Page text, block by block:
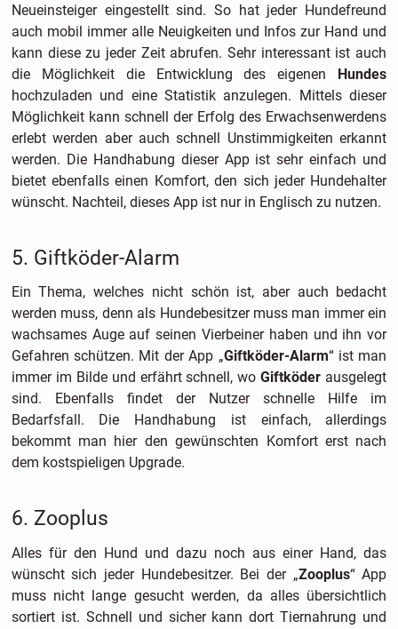
Neueinsteiger eingestellt sind. So hat jeder Hundefreund
auch mobil immer alle Neuigkeiten und Infos zur Hand und
kann diese zu jeder Zeit abrufen. Sehr interessant ist auch
die Möglichkeit die Entwicklung des eigenen Hundes
hochzuladen und eine Statistik anzulegen. Mittels dieser
Möglichkeit kann schnell der Erfolg des Erwachsenwerdens
erlebt werden aber auch schnell Unstimmigkeiten erkannt
werden. Die Handhabung dieser App ist sehr einfach und
bietet ebenfalls einen Komfort, den sich jeder Hundehalter
wünscht. Nachteil, dieses App ist nur in Englisch zu nutzen.
5. Giftköder-Alarm
Ein Thema, welches nicht schön ist, aber auch bedacht
werden muss, denn als Hundebesitzer muss man immer ein
wachsames Auge auf seinen Vierbeiner haben und ihn vor
Gefahren schützen. Mit der App „Giftköder-Alarm“ ist man
immer im Bilde und erfährt schnell, woGiftköder ausgelegt
sind. Ebenfalls findet der Nutzer schnelle Hilfe im
Bedarfsfall. Die Handhabung ist einfach, allerdings
bekommt man hier den gewünschten Komfort erst nach
dem kostspieligen Upgrade.
6. Zooplus
Alles für den Hund und dazu noch aus einer Hand, das
wünscht sich jeder Hundebesitzer. Bei der „Zooplus“ App
muss nicht lange gesucht werden, da alles übersichtlich
sortiert ist. Schnell und sicher kann dort Tiernahrung und